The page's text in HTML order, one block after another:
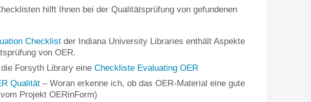
hilft Ihnen bei der Qualitätsprüfung von gefundenen
Checklist der Indiana University Libraries enthält Aspekte
von OER.
Forsyth Library eine Checkliste Evaluating OER
Qualität – Woran erkenne ich, ob das OER-Material eine gute
Projekt OERinForm)